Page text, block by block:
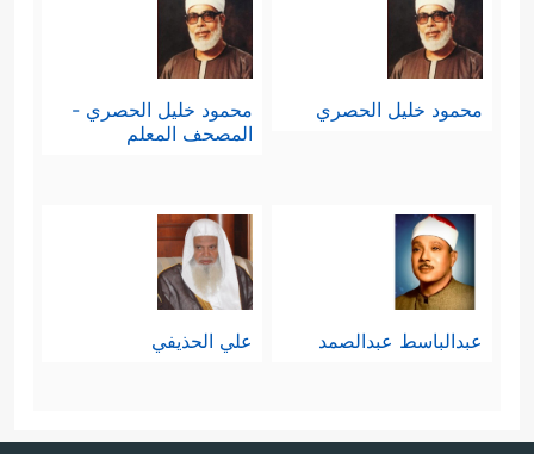
محمود خليل الحصري
محمود خليل الحصري -
المصحف المعلم
عبدالباسط عبدالصمد علي الحذيفي